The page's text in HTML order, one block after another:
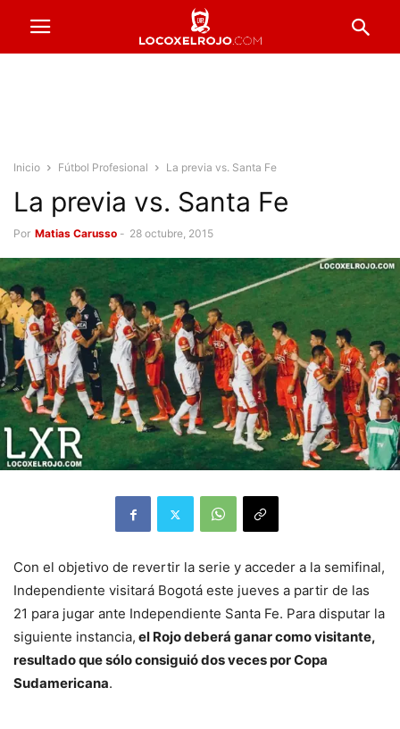
Inicio Fútbol Profesional La previa vs. Santa Fe
La previa vs. Santa Fe
Por Matias Carusso - 28 octubre, 2015
Con el objetivo de revertir la serie y acceder a la semifinal,
Independiente visitará Bogotá este jueves a partir de las
21 para jugar ante Independiente Santa Fe. Para disputar la
siguiente instancia, el Rojo deberá ganar como visitante,
resultado que sólo consiguió dos veces por Copa
Sudamericana.